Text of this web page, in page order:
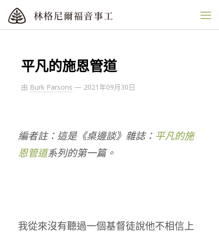
平凡的施恩管道
由 Burk Parsons — 2021年09月30日
編者註：這是《桌邊談》雜誌： 平凡的施
恩管道系列的第一篇。
我從來沒有聽過一個基督徒說他不相信上